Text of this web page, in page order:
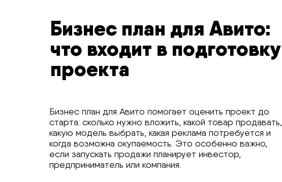
Бизнес план для Авито помогает оценить проект до
старта: сколько нужно вложить, какой товар продавать,
какую модель выбрать, какая реклама потребуется и
когда возможна окупаемость. Это особенно важно,
если запускать продажи планирует инвестор,
предприниматель или компания.
Бизнес план для Авито:
что входит в подготовку
проекта